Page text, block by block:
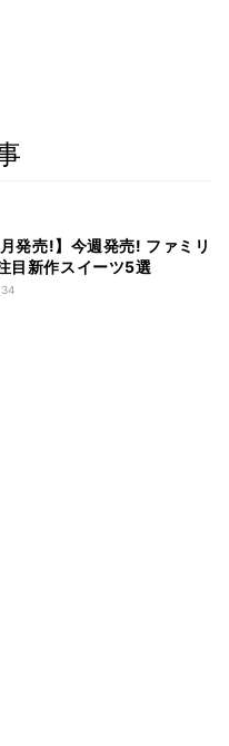
発売!】今週発売! ファミリ
目新作スイーツ5選